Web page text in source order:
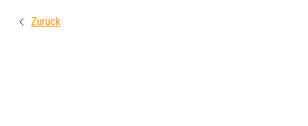
Zurück